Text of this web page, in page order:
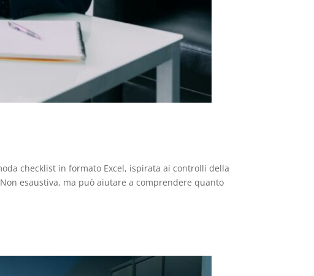
checklist in formato Excel, ispirata ai controlli della
esaustiva, ma può aiutare a comprendere quanto